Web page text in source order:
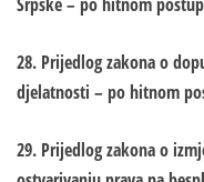
28. Prijedlog zakona o
djelatnosti – po hitnom
29. Prijedlog zakona o